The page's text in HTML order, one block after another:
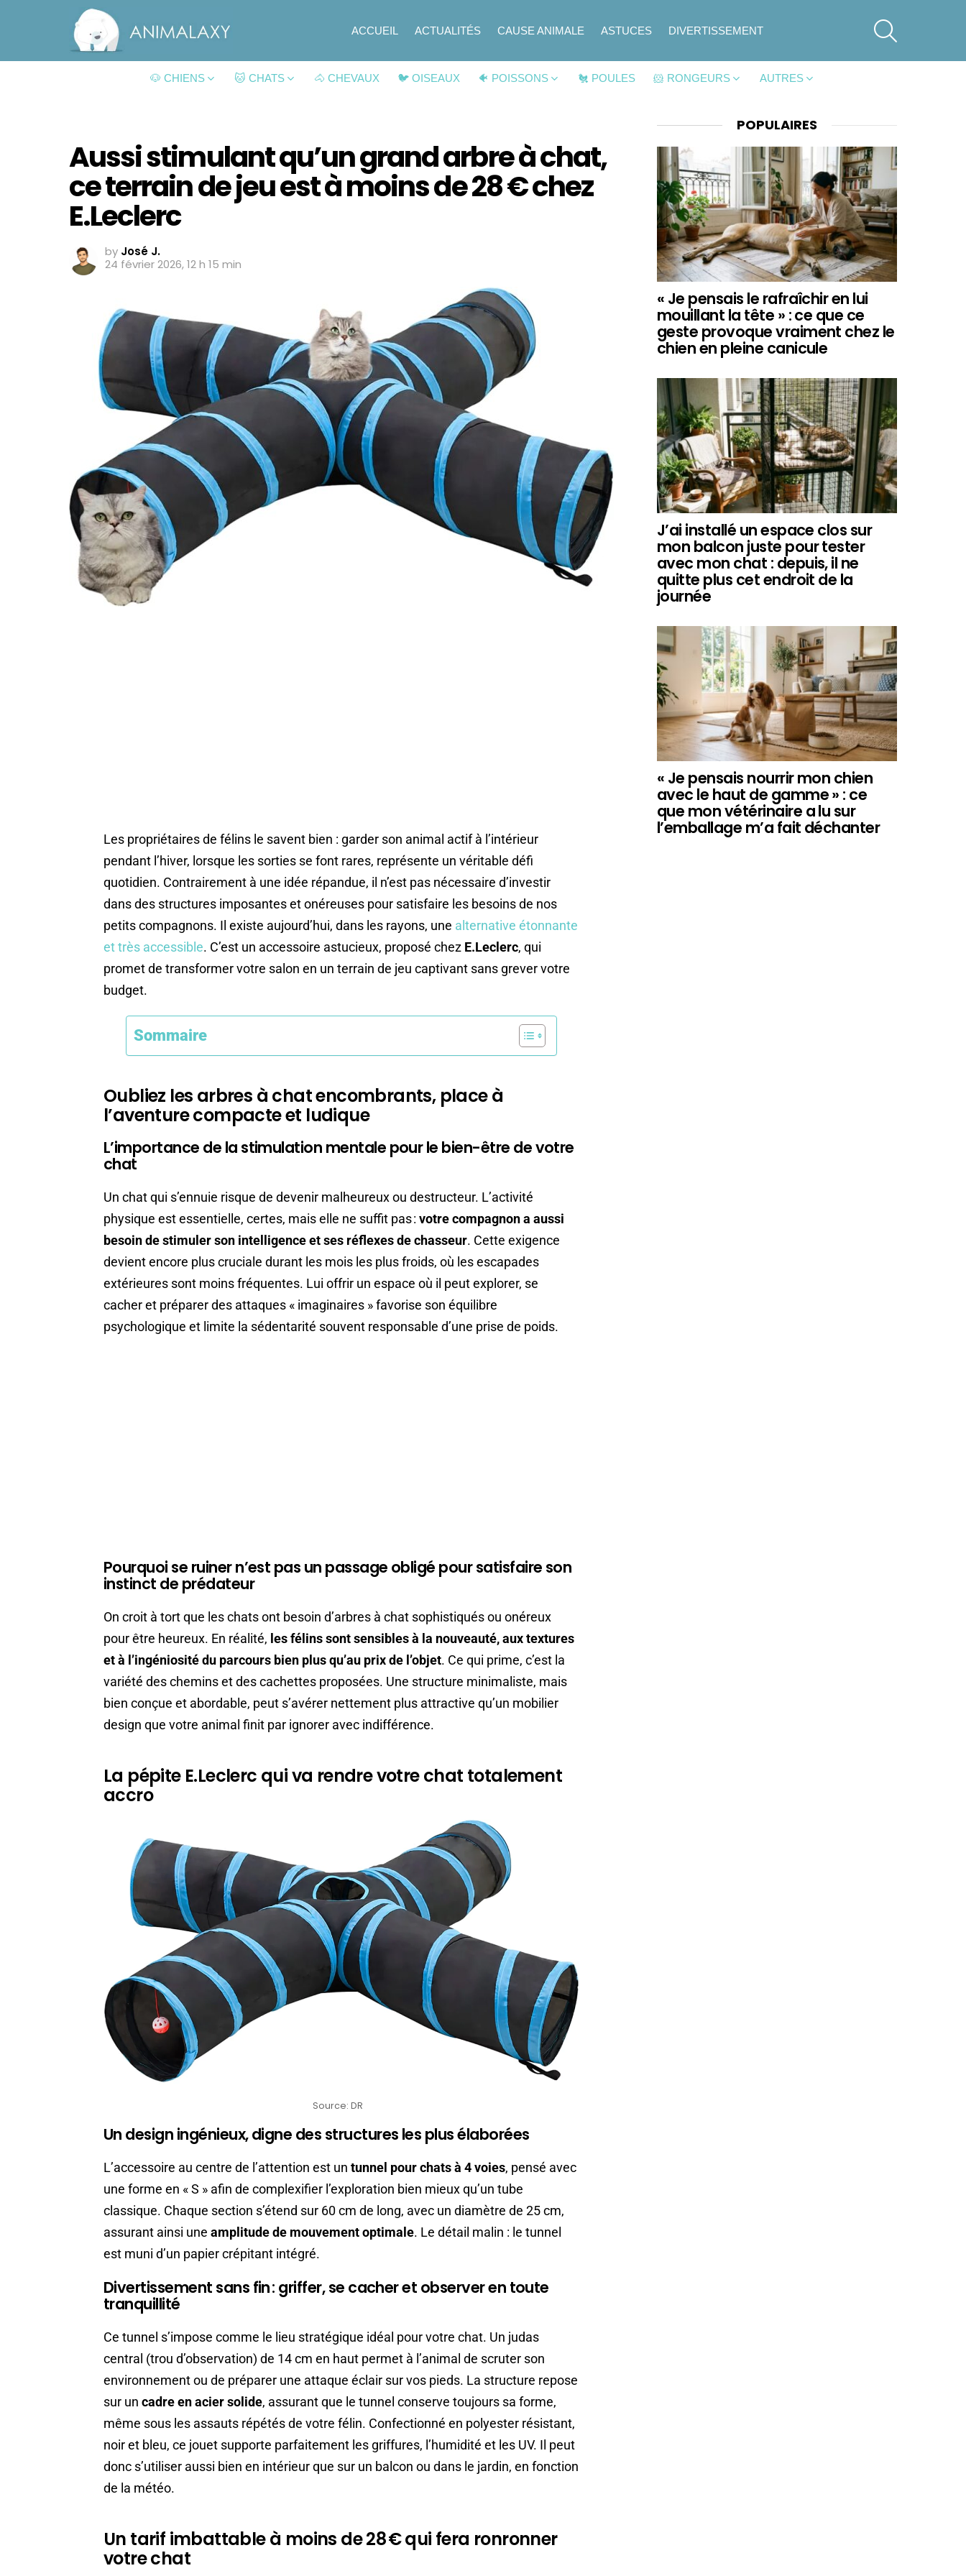
ACCUEIL ACTUALITÉS CAUSE ANIMALE ASTUCES DIVERTISSEMENT
🐶 CHIENS 🐱 CHATS 🐴 CHEVAUX 🐦 OISEAUX 🐠 POISSONS 🐔 POULES 🐹 RONGEURS AUTRES
Aussi stimulant qu’un grand arbre à chat,
ce terrain de jeu est à moins de 28 € chez
E.Leclerc
by José J.
24 février 2026, 12 h 15 min
Les propriétaires de félins le savent bien : garder son animal actif à l’intérieur
pendant l’hiver, lorsque les sorties se font rares, représente un véritable défi
quotidien. Contrairement à une idée répandue, il n’est pas nécessaire d’investir
dans des structures imposantes et onéreuses pour satisfaire les besoins de nos
petits compagnons. Il existe aujourd’hui, dans les rayons, une alternative étonnante
et très accessible. C’est un accessoire astucieux, proposé chez E.Leclerc, qui
promet de transformer votre salon en un terrain de jeu captivant sans grever votre
budget.
Sommaire
Oubliez les arbres à chat encombrants, place à
l’aventure compacte et ludique
L’importance de la stimulation mentale pour le bien-être de votre
chat
Un chat qui s’ennuie risque de devenir malheureux ou destructeur. L’activité
physique est essentielle, certes, mais elle ne suffit pas : votre compagnon a aussi
besoin de stimuler son intelligence et ses réflexes de chasseur. Cette exigence
devient encore plus cruciale durant les mois les plus froids, où les escapades
extérieures sont moins fréquentes. Lui offrir un espace où il peut explorer, se
cacher et préparer des attaques « imaginaires » favorise son équilibre
psychologique et limite la sédentarité souvent responsable d’une prise de poids.
Pourquoi se ruiner n’est pas un passage obligé pour satisfaire son
instinct de prédateur
On croit à tort que les chats ont besoin d’arbres à chat sophistiqués ou onéreux
pour être heureux. En réalité, les félins sont sensibles à la nouveauté, aux textures
et à l’ingéniosité du parcours bien plus qu’au prix de l’objet. Ce qui prime, c’est la
variété des chemins et des cachettes proposées. Une structure minimaliste, mais
bien conçue et abordable, peut s’avérer nettement plus attractive qu’un mobilier
design que votre animal finit par ignorer avec indifférence.
La pépite E.Leclerc qui va rendre votre chat totalement
accro
Source: DR
Un design ingénieux, digne des structures les plus élaborées
L’accessoire au centre de l’attention est un tunnel pour chats à 4 voies, pensé avec
une forme en « S » afin de complexifier l’exploration bien mieux qu’un tube
classique. Chaque section s’étend sur 60 cm de long, avec un diamètre de 25 cm,
assurant ainsi une amplitude de mouvement optimale. Le détail malin : le tunnel
est muni d’un papier crépitant intégré.
Divertissement sans fin : griffer, se cacher et observer en toute
tranquillité
Ce tunnel s’impose comme le lieu stratégique idéal pour votre chat. Un judas
central (trou d’observation) de 14 cm en haut permet à l’animal de scruter son
environnement ou de préparer une attaque éclair sur vos pieds. La structure repose
sur un cadre en acier solide, assurant que le tunnel conserve toujours sa forme,
même sous les assauts répétés de votre félin. Confectionné en polyester résistant,
noir et bleu, ce jouet supporte parfaitement les griffures, l’humidité et les UV. Il peut
donc s’utiliser aussi bien en intérieur que sur un balcon ou dans le jardin, en fonction
de la météo.
Un tarif imbattable à moins de 28 € qui fera ronronner
votre chat
POPULAIRES
« Je pensais le rafraîchir en lui
mouillant la tête » : ce que ce
geste provoque vraiment chez le
chien en pleine canicule
J’ai installé un espace clos sur
mon balcon juste pour tester
avec mon chat : depuis, il ne
quitte plus cet endroit de la
journée
« Je pensais nourrir mon chien
avec le haut de gamme » : ce
que mon vétérinaire a lu sur
l’emballage m’a fait déchanter